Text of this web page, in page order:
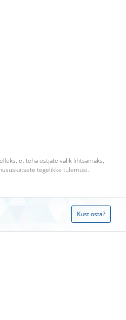
et teha ostjate valik lihtsamaks,
tegelikke tulemusi.
Kust osta?